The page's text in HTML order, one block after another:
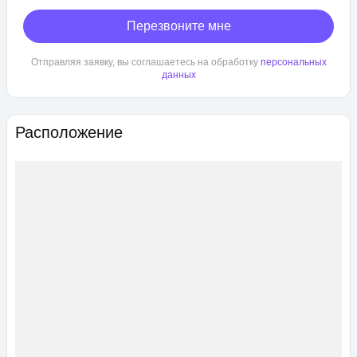
Расположение
Перезвоните мне
Отправляя заявку, вы соглашаетесь на обработку персональных
данных